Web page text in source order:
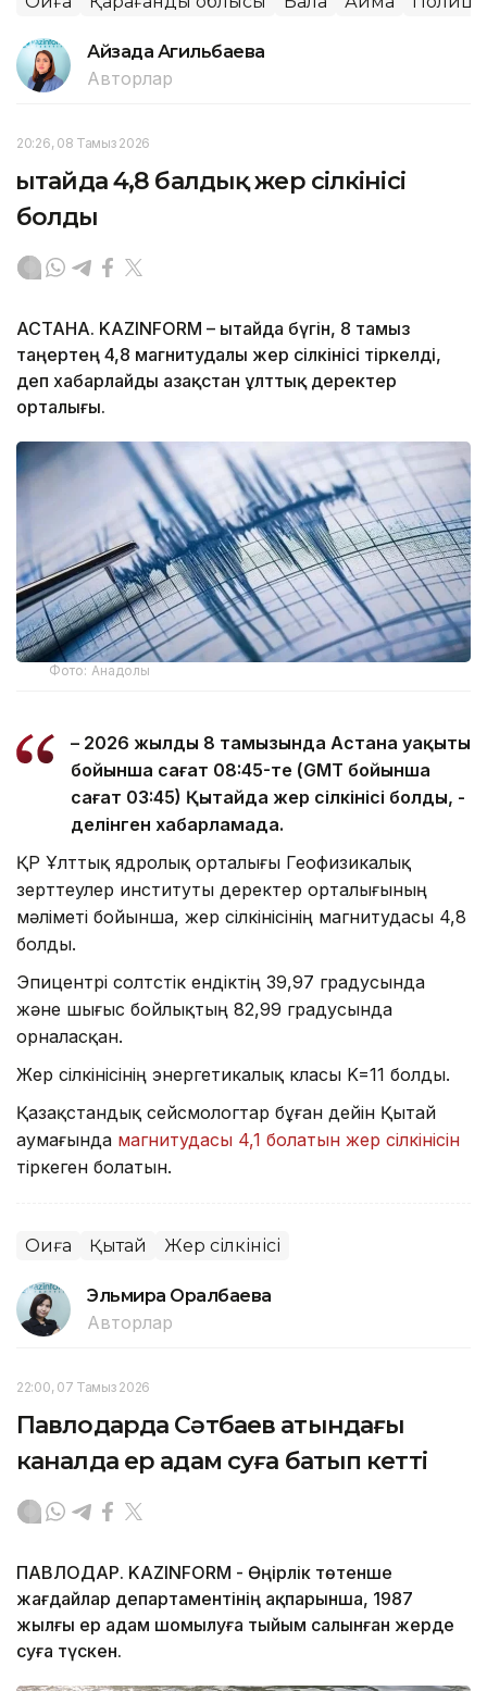
Айзада Агильбаева
Авторлар
20:26, 08 Тамыз 2026
Қытайда 4,8 балдық жер сілкінісі
болды
АСТАНА. KAZINFORM – Қытайда бүгін, 8 тамыз
таңертең 4,8 магнитудалы жер сілкінісі тіркелді,
деп хабарлайды Қазақстан ұлттық деректер
орталығы.
Фото: Анадолы
– 2026 жылдың 8 тамызында Астана уақыты
бойынша сағат 08:45-те (GMT бойынша
сағат 03:45) Қытайда жер сілкінісі болды, -
делінген хабарламада.
ҚР Ұлттық ядролық орталығы Геофизикалық
зерттеулер институты деректер орталығының
мәліметі бойынша, жер сілкінісінің магнитудасы 4,8
болды.
Эпицентрі солтүстік ендіктің 39,97 градусында
және шығыс бойлықтың 82,99 градусында
орналасқан.
Жер сілкінісінің энергетикалық класы K=11 болды.
Қазақстандық сейсмологтар бұған дейін Қытай
аумағында магнитудасы 4,1 болатын жер сілкінісін
тіркеген болатын.
Оқиға Қытай Жер сілкінісі
Эльмира Оралбаева
Авторлар
22:00, 07 Тамыз 2026
Павлодарда Сәтбаев атындағы
каналда ер адам суға батып кетті
ПАВЛОДАР. KAZINFORM - Өңірлік төтенше
жағдайлар департаментінің ақпарынша, 1987
жылғы ер адам шомылуға тыйым салынған жерде
суға түскен.